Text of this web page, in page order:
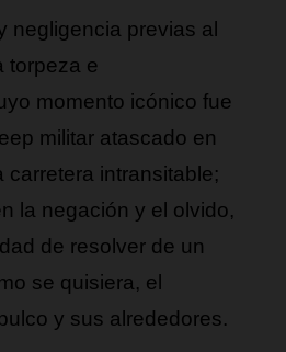
negligencia previas al
torpeza e
momento icónico fue
militar atascado en
carretera intransitable;
la negación y el olvido,
de resolver de un
se quisiera, el
y sus alrededores.